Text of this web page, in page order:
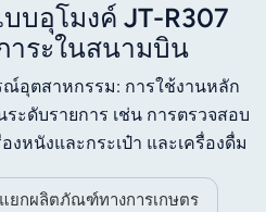
บบอุโมงค์ JT-R307
ระในสนามบิน
อุตสาหกรรม: การใช้งานหลัก
ะดับรายการ เช่น การตรวจสอบ
งหนังและกระเป๋า และเครื่องดื่ม
ยกผลิตภัณฑ์ทางการเกษตร